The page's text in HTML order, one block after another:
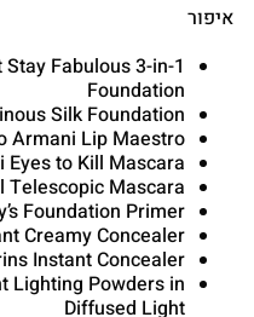
איפור
Fabulous 3-in-1
Foundation
Silk Foundation
Armani Lip Maestro
to Kill Mascara
Telescopic Mascara
Foundation Primer
Creamy Concealer
Instant Concealer
Lighting Powders in
Diffused Light